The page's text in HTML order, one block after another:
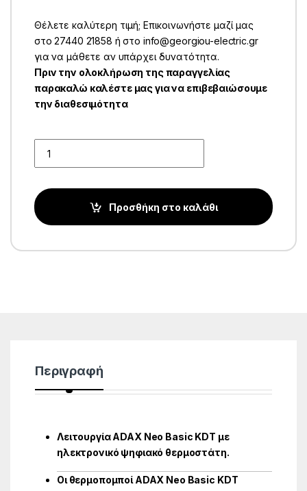
Θέλετε καλύτερη τιμή; Επικοινωνήστε μαζί μας
στο 27440 21858 ή στο info@georgiou-electric.gr
για να μάθετε αν υπάρχει δυνατότητα.
Πριν την ολοκλήρωση της παραγγελίας
παρακαλώ καλέστε μας για να επιβεβαιώσουμε
την διαθεσιμότητα
Προσθήκη στο καλάθι
Περιγραφή
Λειτουργία ADAX Neo Basic KDT με
ηλεκτρονικό ψηφιακό θερμοστάτη.
Οι θερμοπομποί ADAX Neo Basic KDT